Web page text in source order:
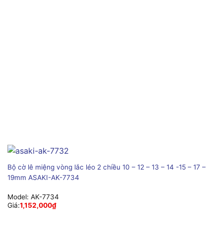
Bộ cờ lê miệng vòng lắc léo 2 chiều 10 – 12 – 13 – 14 -15 – 17 –
19mm ASAKI-AK-7734
Model: AK-7734
Giá:1,152,000₫